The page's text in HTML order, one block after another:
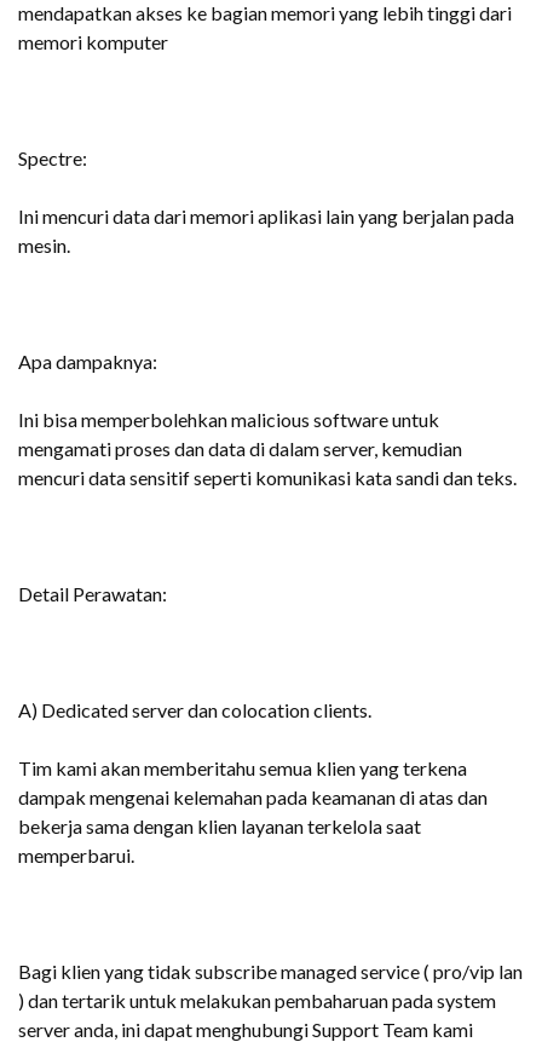
mendapatkan akses ke bagian memori yang lebih tinggi dari
memori komputer
Spectre:
Ini mencuri data dari memori aplikasi lain yang berjalan pada
mesin.
Apa dampaknya:
Ini bisa memperbolehkan malicious software untuk
mengamati proses dan data di dalam server, kemudian
mencuri data sensitif seperti komunikasi kata sandi dan teks.
Detail Perawatan:
A) Dedicated server dan colocation clients.
Tim kami akan memberitahu semua klien yang terkena
dampak mengenai kelemahan pada keamanan di atas dan
bekerja sama dengan klien layanan terkelola saat
memperbarui.
Bagi klien yang tidak subscribe managed service ( pro/vip lan
) dan tertarik untuk melakukan pembaharuan pada system
server anda, ini dapat menghubungi Support Team kami